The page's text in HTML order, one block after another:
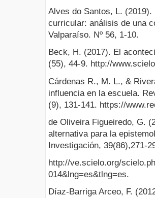
Alves do Santos, L.
curricular: análisis de una
Valparaíso. Nº 56, 1-10.
Beck, H. (2017). El
(55), 44-9. http://
Cárdenas R., M. L., &
influencia en la escuela.
(9), 131-141. https://
de Oliveira Figueiredo, G.
alternativa para la
Investigación, 39(86),271-
http://ve.scielo.org/
014&lng=es&tlng=es.
Díaz-Barriga Arceo, F.